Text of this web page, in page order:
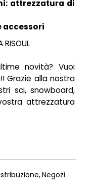
attrezzatura di
accessori
RISOUL
novità? Vuoi
Grazie alla nostra
sci, snowboard,
attrezzatura
Negozi